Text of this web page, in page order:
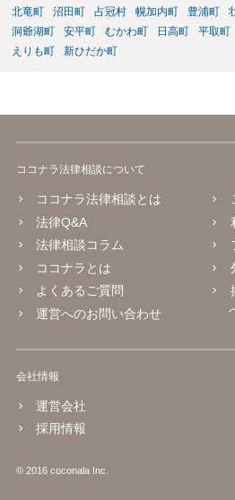
北竜町
沼田町 占冠村 幌加内町 豊浦町
洞爺湖町
安平町 むかわ町 日高町 平取町
えりも町
新ひだか町
ココナラ法律相談について
ココナラ法律相談とは
法律Q&A
法律相談コラム
ココナラとは
よくあるご質問
運営へのお問い合わせ
会社情報
運営会社
採用情報
© 2016 coconala Inc.